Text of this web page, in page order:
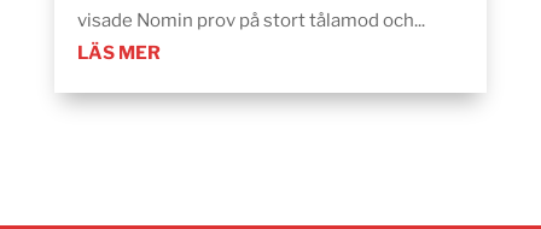
visade Nomin prov på stort tålamod och...
LÄS MER